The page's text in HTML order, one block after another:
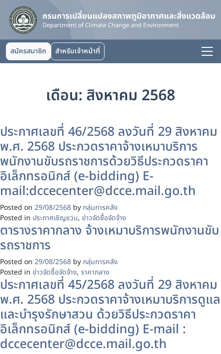
สมัครสมาชิก สำหรับเจ้าหน้าที่
เดือน: สิงหาคม 2568
ประกาศเลขที่ 46/2568 ลงวันที่ 29 สิงหาคม
พ.ศ. 2568 ประกวดราคาจ้างเหมาบริการ
พนักงานขับรถราชการด้วยวิธีประกวดราคา
อิเล็กทรอนิกส์ (e-bidding) E-
mail:dccecenter@dcce.mail.go.th
Posted on 29/08/2568 by กลุ่มการคลัง
Posted in ประกาศเชิญชวน, ข่าวจัดซื้อจัดจ้าง
ตารางราคากลาง จ้างเหมาบริการพนักงานขับ
รถราชการ
Posted on 29/08/2568 by กลุ่มการคลัง
Posted in ข่าวจัดซื้อจัดจ้าง, ราคากลาง
ประกาศเลขที่ 45/2568 ลงวันที่ 29 สิงหาคม
พ.ศ. 2568 ประกวดราคาจ้างเหมาบริการดูแล
และบำรุงรักษาสวน ด้วยวิธีประกวดราคา
อิเล็กทรอนิกส์ (e-bidding) E-mail :
dccecenter@dcce.mail.go.th